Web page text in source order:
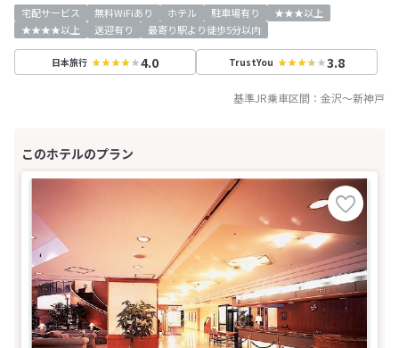
宅配サービス 無料WiFiあり ホテル 駐車場有り
★★★以上
★★★★以上
送迎有り 最寄り駅より徒歩5分以内
日本旅行 4.0 TrustYou 3.8
基準JR乗車区間： 金沢～新神戸